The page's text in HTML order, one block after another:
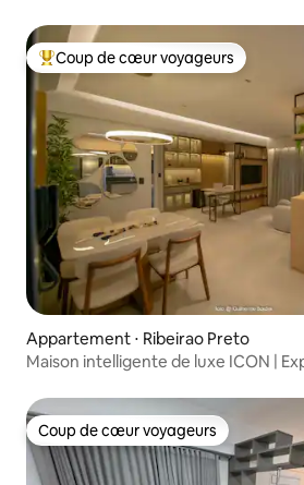
Coups de cœur voyageurs les plus
Coup de cœur voyageurs
Appartement ⋅ Ribeirao Preto
Maison intelligente de luxe ICON |
Coup de cœur voyageurs
Coup de cœur voyageurs